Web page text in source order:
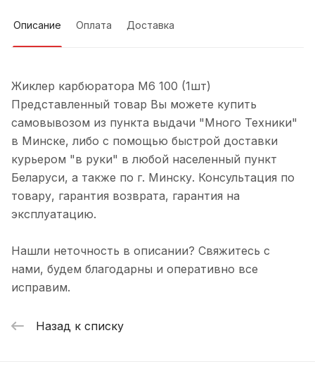
Описание Оплата Доставка
Жиклер карбюратора М6 100 (1шт)
Представленный товар Вы можете купить
самовывозом из пункта выдачи "Много Техники"
в Минске, либо с помощью быстрой доставки
курьером "в руки" в любой населенный пункт
Беларуси, а также по г. Минску. Консультация по
товару, гарантия возврата, гарантия на
эксплуатацию.
Нашли неточность в описании? Свяжитесь с
нами, будем благодарны и оперативно все
исправим.
Назад к списку